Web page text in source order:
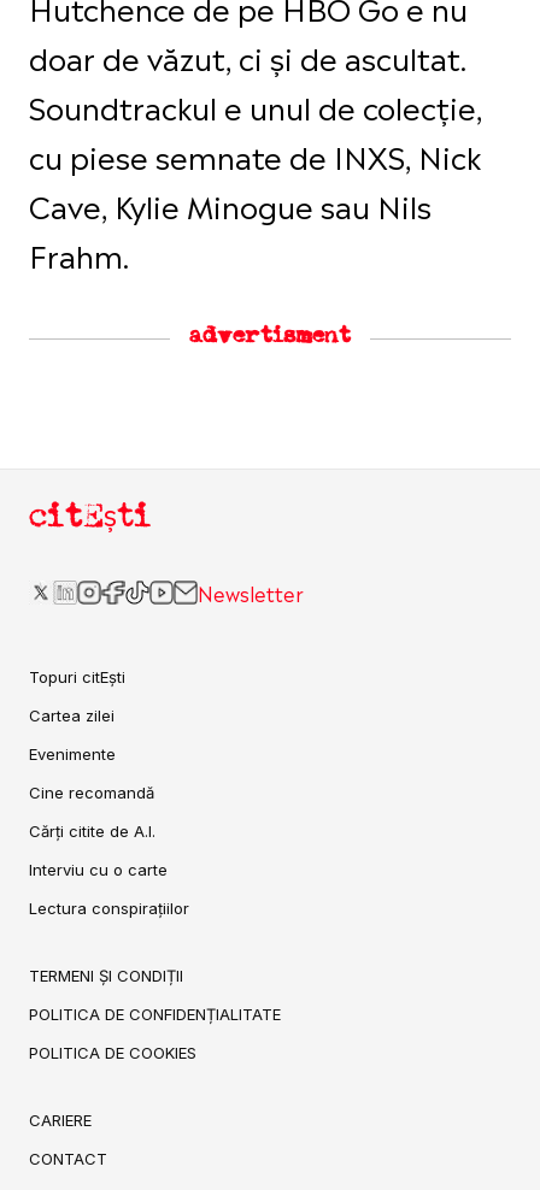
doar de văzut, ci și de ascultat.
Soundtrackul e unul de colecție,
cu piese semnate de INXS, Nick
Cave, Kylie Minogue sau Nils
Frahm.
advertisment
citEști
Newsletter
Topuri citEști
Cartea zilei
Evenimente
Cine recomandă
Cărți citite de A.I.
Interviu cu o carte
Lectura conspirațiilor
TERMENI ȘI CONDIȚII
POLITICA DE CONFIDENȚIALITATE
POLITICA DE COOKIES
CARIERE
CONTACT